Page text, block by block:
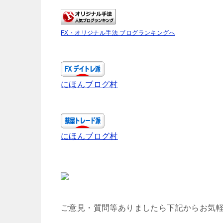
FX・オリジナル手法 ブログランキングへ
にほんブログ村
にほんブログ村
ご意見・質問等ありましたら下記からお気